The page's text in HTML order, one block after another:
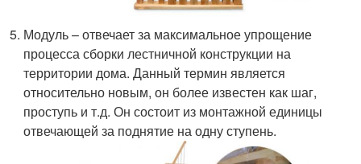
Модуль – отвечает за максимальное упрощение
процесса сборки лестничной конструкции на
территории дома. Данный термин является
относительно новым, он более известен как шаг,
проступь и т.д. Он состоит из монтажной единицы
отвечающей за поднятие на одну ступень.